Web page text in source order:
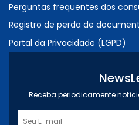
Perguntas frequentes dos
Registro de perda de
Portal da Privacidade (LGPD)
Receba periodicamente